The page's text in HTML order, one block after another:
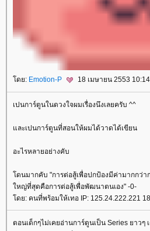
ดย: Emotion-P 18 เมษายน 2553
เปนการ์ตูนในดวงใจผมเรื่องนึงเลยครับ ^^
ละเปนการ์ตูนที่สอนให้ผมได้วาดได้เขียน
อะไรหลายอย่างคับ
ดนมากคับ "การต่อสู้เพื่อปกป้องมีค่ามากกว่า
หญ่ที่สุดคือการต่อสู้เพื่อพัฒนาตนเอง" -0-
ดย: คนที่พร้อมให้เทอ IP: 125.24.222.221
ตอนเด็กๆไม่เคยอ่านการ์ตูนเป็น Series ยาวๆ